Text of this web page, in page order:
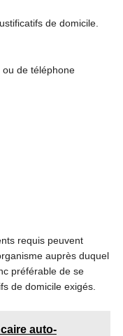
de domicile.
ou de téléphone
requis peuvent
auprès duquel
préférable de se
de domicile exigés.
auto-